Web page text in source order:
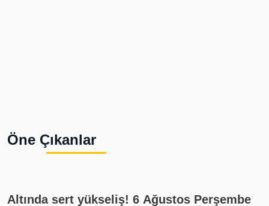
Öne Çıkanlar
Altında sert yükseliş! 6 Ağustos Perşembe